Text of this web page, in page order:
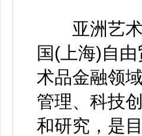
亚洲艺术
国(上海)自
术品金融领
管理、科技
和研究，是